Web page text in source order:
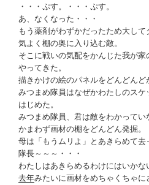
・・・ぷす。・・・ぷす。
あ、なくなった・・・
もう薬剤がわずかだったため大し
気よく棚の奥に入り込む敵。
そこに戦いの気配をかんじた我が
やってきた。
描きかけの絵のパネルをどんどんど
みつまめ隊員はなぜかわたしのス
はじめた。
みつまめ隊員、君は敵をわかってい
かまわず画材の棚をどんどん発掘。
母は「もうムリよ」とあきらめて去
隊長～～～・・・
わたしはあきらめるわけにはいかな
去年みたいに画材をめちゃくちゃに